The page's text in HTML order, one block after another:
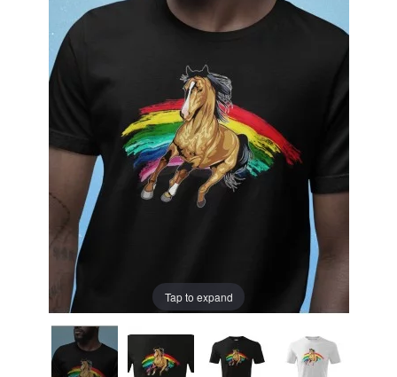
Tap to expand